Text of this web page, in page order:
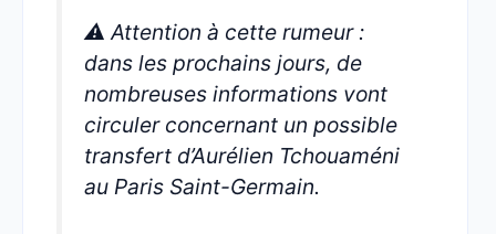
⚠️ Attention à cette rumeur :
dans les prochains jours, de
nombreuses informations vont
circuler concernant un possible
transfert d’Aurélien Tchouaméni
au Paris Saint-Germain.